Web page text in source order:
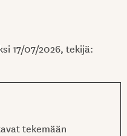
17/07/2026, tekijä:
tekemään